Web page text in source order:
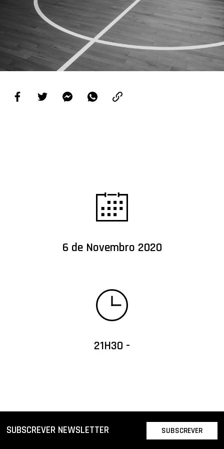
PROJETOS
LIGA BETCLIC MASCULINA
LIGA BETCLIC FEMININA
6 de Novembro 2020
21H30 -
SUBSCREVER NEWSLETTER SUBSCREVER